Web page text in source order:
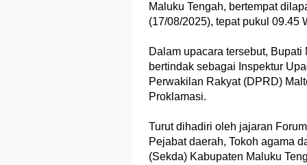
Maluku Tengah, bertempat
(17/08/2025), tepat pukul 09.45
Dalam upacara tersebut, Bupati
bertindak sebagai Inspektur
Perwakilan Rakyat (DPRD)
Proklamasi.
Turut dihadiri oleh jajaran
Pejabat daerah, Tokoh agama
(Sekda) Kabupaten Maluku